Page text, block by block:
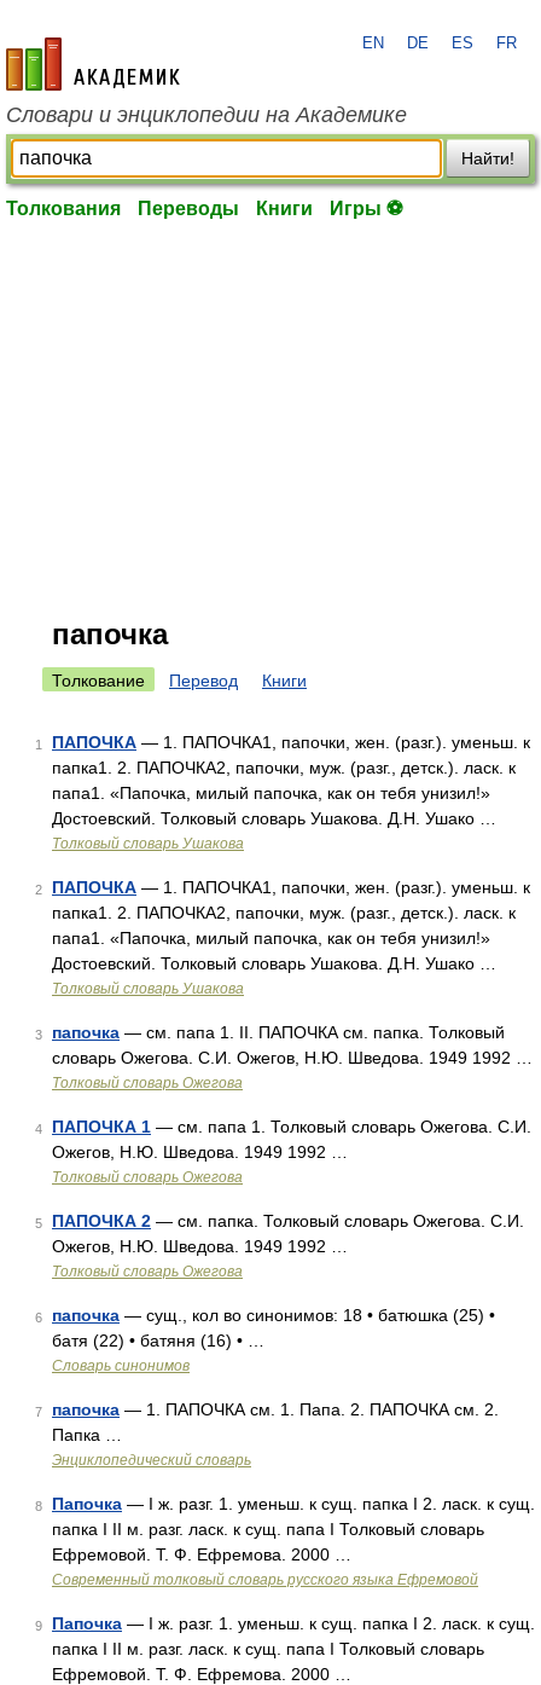
academic.ru
EN DE ES FR
Словари и энциклопедии на Академике
Найти!
Толкования Переводы Книги Игры ⚽
папочка
Толкование Перевод Книги
1 ПАПОЧКА — 1. ПАПОЧКА1, папочки, жен. (разг.). уменьш. к
папка1. 2. ПАПОЧКА2, папочки, муж. (разг., детск.). ласк. к
папа1. «Папочка, милый папочка, как он тебя унизил!»
Достоевский. Толковый словарь Ушакова. Д.Н. Ушако …
Толковый словарь Ушакова
2 ПАПОЧКА — 1. ПАПОЧКА1, папочки, жен. (разг.). уменьш. к
папка1. 2. ПАПОЧКА2, папочки, муж. (разг., детск.). ласк. к
папа1. «Папочка, милый папочка, как он тебя унизил!»
Достоевский. Толковый словарь Ушакова. Д.Н. Ушако …
Толковый словарь Ушакова
3 папочка — см. папа 1. II. ПАПОЧКА см. папка. Толковый
словарь Ожегова. С.И. Ожегов, Н.Ю. Шведова. 1949 1992 …
Толковый словарь Ожегова
4 ПАПОЧКА 1 — см. папа 1. Толковый словарь Ожегова. С.И.
Ожегов, Н.Ю. Шведова. 1949 1992 …
Толковый словарь Ожегова
5 ПАПОЧКА 2 — см. папка. Толковый словарь Ожегова. С.И.
Ожегов, Н.Ю. Шведова. 1949 1992 …
Толковый словарь Ожегова
6 папочка — сущ., кол во синонимов: 18 • батюшка (25) •
батя (22) • батяня (16) • …
Словарь синонимов
7 папочка — 1. ПАПОЧКА см. 1. Папа. 2. ПАПОЧКА см. 2.
Папка …
Энциклопедический словарь
8 Папочка — I ж. разг. 1. уменьш. к сущ. папка I 2. ласк. к сущ.
папка I II м. разг. ласк. к сущ. папа I Толковый словарь
Ефремовой. Т. Ф. Ефремова. 2000 …
Современный толковый словарь русского языка Ефремовой
9 Папочка — I ж. разг. 1. уменьш. к сущ. папка I 2. ласк. к сущ.
папка I II м. разг. ласк. к сущ. папа I Толковый словарь
Ефремовой. Т. Ф. Ефремова. 2000 …